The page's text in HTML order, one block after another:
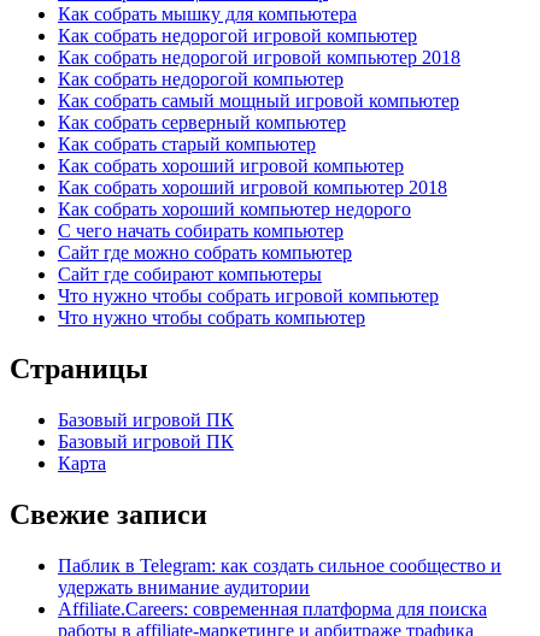
Как собрать мышку для компьютера
Как собрать недорогой игровой компьютер
Как собрать недорогой игровой компьютер 2018
Как собрать недорогой компьютер
Как собрать самый мощный игровой компьютер
Как собрать серверный компьютер
Как собрать старый компьютер
Как собрать хороший игровой компьютер
Как собрать хороший игровой компьютер 2018
Как собрать хороший компьютер недорого
С чего начать собирать компьютер
Сайт где можно собрать компьютер
Сайт где собирают компьютеры
Что нужно чтобы собрать игровой компьютер
Что нужно чтобы собрать компьютер
Страницы
Базовый игровой ПК
Базовый игровой ПК
Карта
Свежие записи
Паблик в Telegram: как создать сильное сообщество и
удержать внимание аудитории
Affiliate.Careers: современная платформа для поиска
работы в affiliate-маркетинге и арбитраже трафика